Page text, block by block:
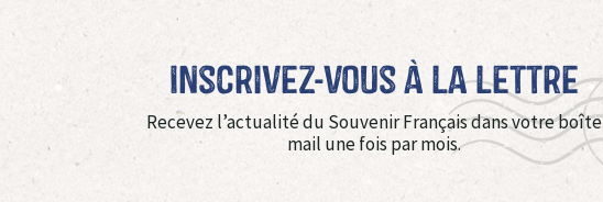
Inscrivez-vous à La Lettre
Recevez l’actualité du Souvenir Français dans votre boîte
mail une fois par mois.